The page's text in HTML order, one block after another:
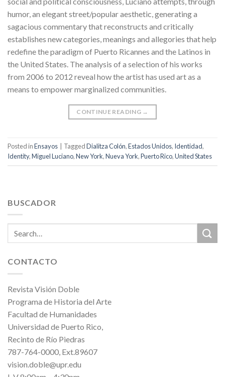
humor, an elegant street/popular aesthetic, generating a
sagacious commentary that reconstructs and critically
establishes new categories, meanings and allegories that help
redefine the paradigm of Puerto Ricannes and the Latinos in
the United States. The analysis of a selection of his works
from 2006 to 2012 reveal how the artist has used art as a
means to empower marginalized communities.
CONTINUE READING →
Posted inEnsayos TaggedDialitza Colón,Estados Unidos, Identidad,
Identity,Miguel Luciano,New York,Nueva York,Puerto Rico,United States
BUSCADOR
CONTACTO
Revista Visión Doble
Programa de Historia del Arte
Facultad de Humanidades
Universidad de Puerto Rico,
Recinto de Río Piedras
787-764-0000, Ext.89607
vision.doble@upr.edu